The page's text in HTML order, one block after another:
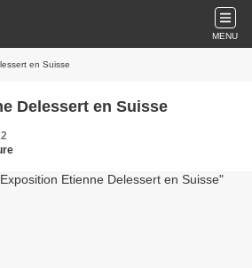
MENU
en Suisse
Delessert en Suisse